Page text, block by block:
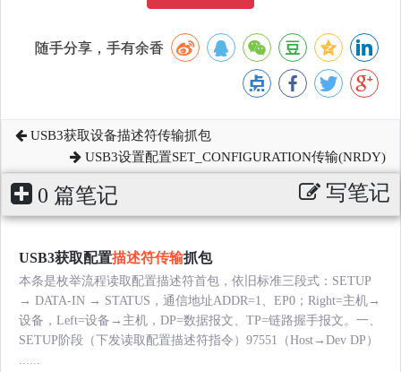
随手分享，手有余香
USB3获取设备描述符传输抓包
USB3设置配置SET_CONFIGURATION传输(NRDY)
0 篇笔记 写笔记
USB3获取配置描述符传输抓包
本条是枚举流程读取配置描述符首包，依旧标准三段式：SETUP
→ DATA-IN → STATUS，通信地址ADDR=1、EP0；Right=主机→
设备，Left=设备→主机，DP=数据报文、TP=链路握手报文。一、
SETUP阶段（下发读取配置描述符指令）97551（Host→Dev DP）